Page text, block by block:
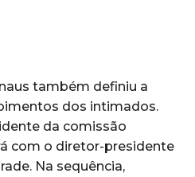
também definiu a
dos intimados.
da comissão
com o diretor-presidente
Na sequência,